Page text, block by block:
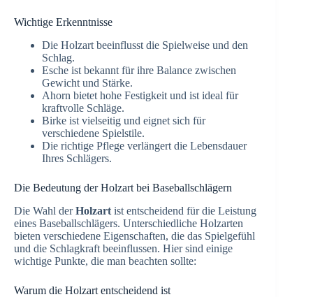
Wichtige Erkenntnisse
Die Holzart beeinflusst die Spielweise und den
Schlag.
Esche ist bekannt für ihre Balance zwischen
Gewicht und Stärke.
Ahorn bietet hohe Festigkeit und ist ideal für
kraftvolle Schläge.
Birke ist vielseitig und eignet sich für
verschiedene Spielstile.
Die richtige Pflege verlängert die Lebensdauer
Ihres Schlägers.
Die Bedeutung der Holzart bei Baseballschlägern
Die Wahl derHolzart ist entscheidend für die Leistung
eines Baseballschlägers. Unterschiedliche Holzarten
bieten verschiedene Eigenschaften, die das Spielgefühl
und die Schlagkraft beeinflussen. Hier sind einige
wichtige Punkte, die man beachten sollte:
Warum die Holzart entscheidend ist